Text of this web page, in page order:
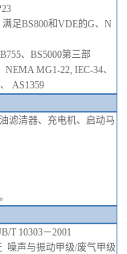
满足BS800和VDE的G、N
、BS5000第三部
NEMA MG1-22, IEC-34、
AS1359
滤清器、充电机、启动马
T 10303－2001
噪声与振动甲级/废气甲级